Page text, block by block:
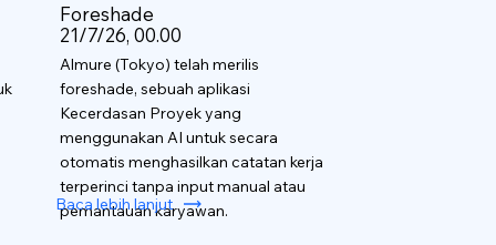
Foreshade
21/7/26, 00.00
Almure (Tokyo) telah merilis
foreshade, sebuah aplikasi
Kecerdasan Proyek yang
menggunakan AI untuk secara
otomatis menghasilkan catatan kerja
terperinci tanpa input manual atau
pemantauan karyawan.
Baca lebih lanjut